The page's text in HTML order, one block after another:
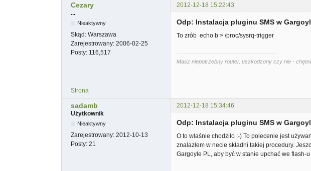
Cezary
2012-12-18 15:22:43
...
Nieaktywny
Skąd: Warszawa
Zarejestrowany: 2006-02-25
Posty: 116,517
Odp: Instalacja pluginu SMS w
To zrób echo b > /proc/sysrq-trigger
Masz niepotrzebny router, uszkodzony czy nie -
Strona
sadamb
2012-12-18 15:34:46
Użytkownik
Nieaktywny
Zarejestrowany: 2012-10-13
Posty: 21
Odp: Instalacja pluginu SMS w
O to właśnie chodziło :-) To polecenie jest
znalazłem w necie składni takiej procedury.
Gargoyle PL, aby być w stanie upchać we flash-